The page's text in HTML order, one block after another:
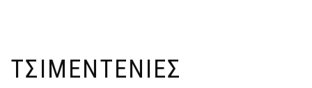
ΤΣΙΜΕΝΤΈΝΙΕΣ